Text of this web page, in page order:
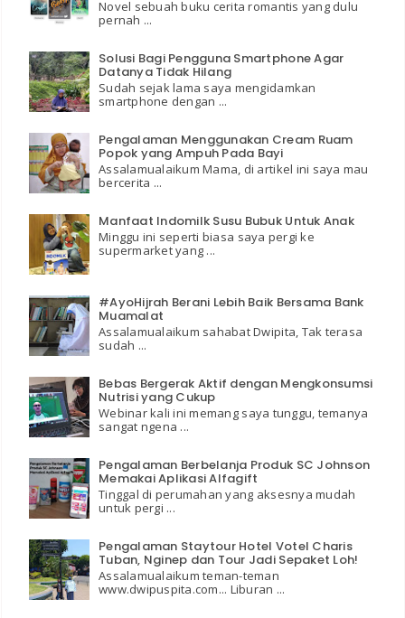
Novel sebuah buku cerita romantis yang dulu
pernah ...
Solusi Bagi Pengguna Smartphone Agar
Datanya Tidak Hilang
Sudah sejak lama saya mengidamkan
smartphone dengan ...
Pengalaman Menggunakan Cream Ruam
Popok yang Ampuh Pada Bayi
Assalamualaikum Mama, di artikel ini saya mau
bercerita ...
Manfaat Indomilk Susu Bubuk Untuk Anak
Minggu ini seperti biasa saya pergi ke
supermarket yang ...
#AyoHijrah Berani Lebih Baik Bersama Bank
Muamalat
Assalamualaikum sahabat Dwipita, Tak terasa
sudah ...
Bebas Bergerak Aktif dengan Mengkonsumsi
Nutrisi yang Cukup
Webinar kali ini memang saya tunggu, temanya
sangat ngena ...
Pengalaman Berbelanja Produk SC Johnson
Memakai Aplikasi Alfagift
Tinggal di perumahan yang aksesnya mudah
untuk pergi ...
Pengalaman Staytour Hotel Votel Charis
Tuban, Nginep dan Tour Jadi Sepaket Loh!
Assalamualaikum teman-teman
www.dwipuspita.com... Liburan ...